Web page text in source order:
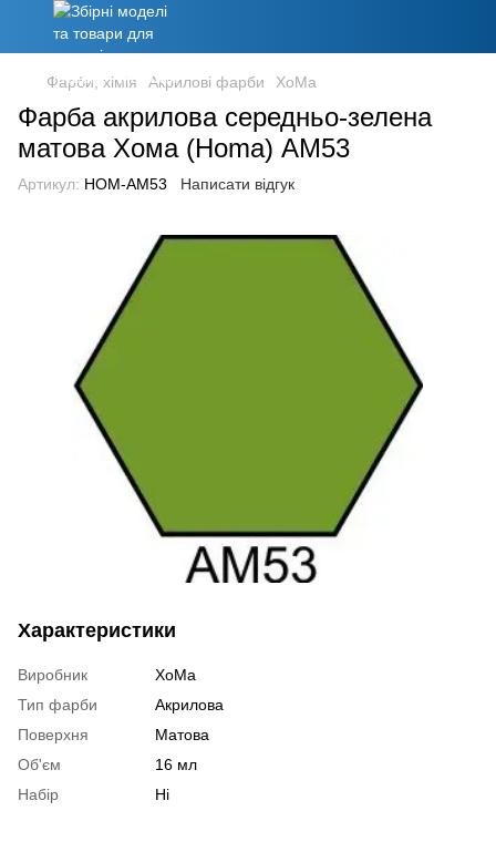
Фарби, хімія Акрилові фарби ХоМа
Фарба акрилова середньо-зелена
матова Хома (Homa) АМ53
Артикул: HOM-AM53 Написати відгук
Характеристики
Виробник
ХоМа
Тип фарби
Акрилова
Поверхня
Матова
Об'єм
16 мл
Набір
Ні